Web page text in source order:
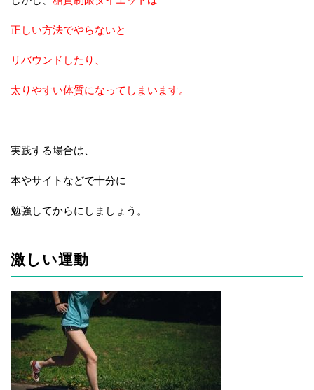
正しい方法でやらないと
リバウンドしたり、
太りやすい体質になってしまいます。
実践する場合は、
本やサイトなどで十分に
勉強してからにしましょう。
激しい運動